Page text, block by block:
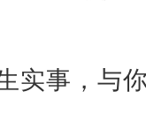
实事，与
大改水》转